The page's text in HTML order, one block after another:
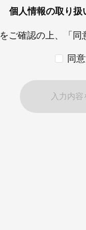
個人情報の取り扱
をご確認の上、 「
同
入力内容